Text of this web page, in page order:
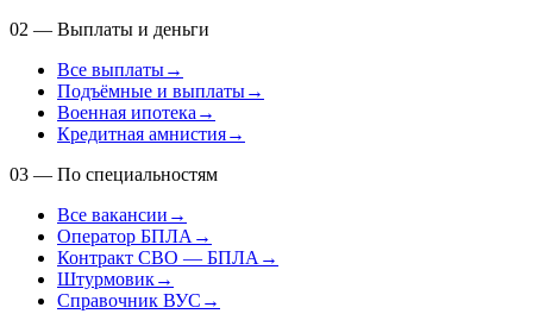
02 — Выплаты и деньги
Все выплаты→
Подъёмные и выплаты→
Военная ипотека →
Кредитная амнистия→
03 — По специальностям
Все вакансии →
Оператор БПЛА →
Контракт СВО — БПЛА →
Штурмовик→
Справочник ВУС →